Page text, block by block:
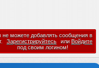
не можете добавлять сообщения в
Зарегистрируйтесь или Войдите
под своим логином!